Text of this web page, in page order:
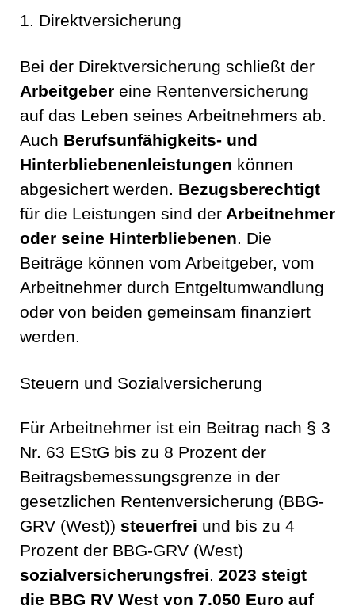
1. Direktversicherung
Bei der Direktversicherung schließt der
Arbeitgeber eine Rentenversicherung
auf das Leben seines Arbeitnehmers ab.
Auch Berufsunfähigkeits- und
Hinterbliebenenleistungen können
abgesichert werden. Bezugsberechtigt
für die Leistungen sind der Arbeitnehmer
oder seine Hinterbliebenen. Die
Beiträge können vom Arbeitgeber, vom
Arbeitnehmer durch Entgeltumwandlung
oder von beiden gemeinsam finanziert
werden.
Steuern und Sozialversicherung
Für Arbeitnehmer ist ein Beitrag nach § 3
Nr. 63 EStG bis zu 8 Prozent der
Beitragsbemessungsgrenze in der
gesetzlichen Rentenversicherung (BBG-
GRV (West)) steuerfrei und bis zu 4
Prozent der BBG-GRV (West)
sozialversicherungsfrei. 2023 steigt
die BBG RV West von 7.050 Euro auf